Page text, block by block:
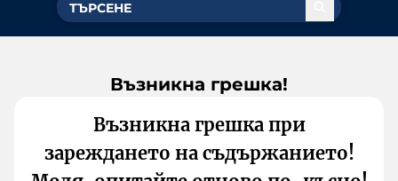
Възникна грешка!
Възникна грешка при
зареждането на съдържанието!